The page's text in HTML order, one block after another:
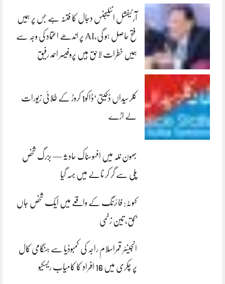
آرٹیفشل انٹلیجنس دجال کا فتنہ ہے جس پر ہمیں
فتح حاصل ہو گی،AI پر اندھے اعتماد کی وجہ سے
ہمیں خطرات لاحق ہیں پروفیسر احمد رفیق
کلرسیداں ڈکیتی‘ڈاکو1 کروڑ کے طلائی زیورات
لے اڑے
بھون نلہ میں افسوسناک حادثہ — بزرگ شخص
پلی سے گر کر نالے میں بہہ گیا
کہوٹہ: فائرنگ کے واقعے میں ایک شخص جاں
بحق، تین زخمی
انجینئر قمراسلام راجہ کی کمبوڈیا سے ہنگامی کال
پر چکری میں 16 افراد کا کامیاب ریسکیو